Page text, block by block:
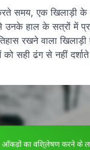
समय, एक खिलाड़ी के
हाल के सत्रों में
रखने वाला
सही ढंग से नहीं